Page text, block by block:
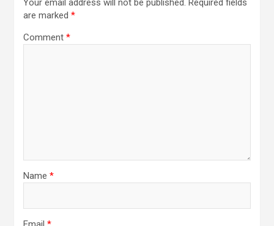
Your email address will not be published. Required fields
are marked *
Comment *
Name *